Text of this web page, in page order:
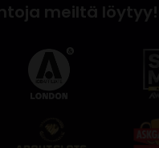
meiltä löytyy!